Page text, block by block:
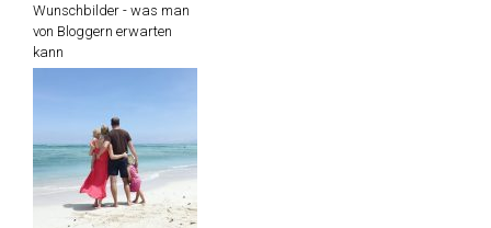
Wunschbilder - was man
von Bloggern erwarten
kann